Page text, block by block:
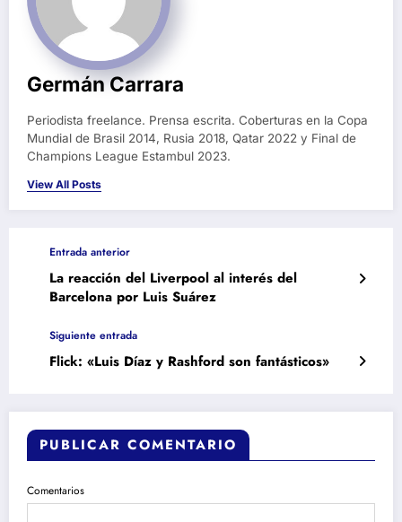
Germán Carrara
Periodista freelance. Prensa escrita. Coberturas en la Copa
Mundial de Brasil 2014, Rusia 2018, Qatar 2022 y Final de
Champions League Estambul 2023.
View All Posts
Entrada anterior
La reacción del Liverpool al interés del
Barcelona por Luis Suárez
Siguiente entrada
Flick: «Luis Díaz y Rashford son fantásticos»
PUBLICAR COMENTARIO
Comentarios